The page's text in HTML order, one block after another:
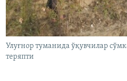
Улуғнор туманида ўқувчилар
теряпти